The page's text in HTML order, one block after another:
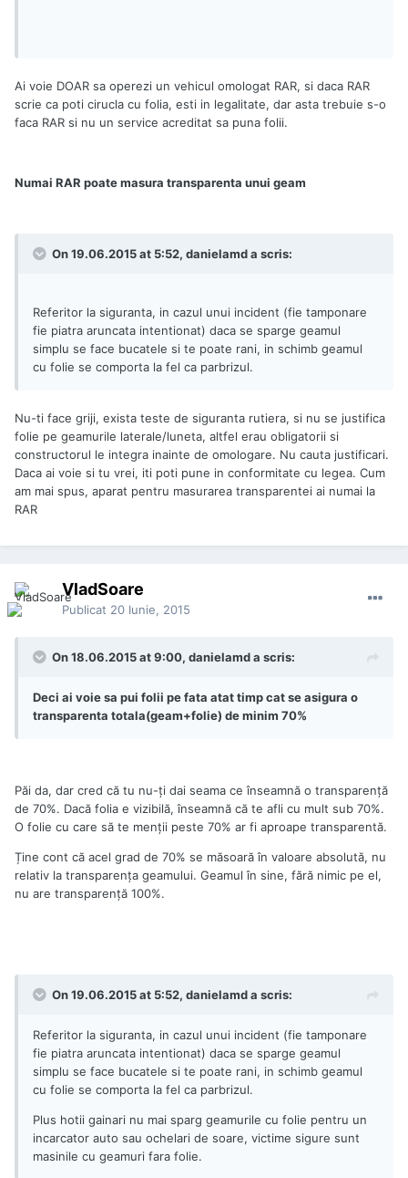
Ai voie DOAR sa operezi un vehicul omologat RAR, si daca RAR
scrie ca poti cirucla cu folia, esti in legalitate, dar asta trebuie s-o
faca RAR si nu un service acreditat sa puna folii.
Numai RAR poate masura transparenta unui geam
On 19.06.2015 at 5:52, danielamd a scris:
Referitor la siguranta, in cazul unui incident (fie tamponare
fie piatra aruncata intentionat) daca se sparge geamul
simplu se face bucatele si te poate rani, in schimb geamul
cu folie se comporta la fel ca parbrizul.
Nu-ti face griji, exista teste de siguranta rutiera, si nu se justifica
folie pe geamurile laterale/luneta, altfel erau obligatorii si
constructorul le integra inainte de omologare. Nu cauta justificari.
Daca ai voie si tu vrei, iti poti pune in conformitate cu legea. Cum
am mai spus, aparat pentru masurarea transparentei ai numai la
RAR
VladSoare
Publicat 20 Iunie, 2015
On 18.06.2015 at 9:00, danielamd a scris:
Deci ai voie sa pui folii pe fata atat timp cat se asigura o
transparenta totala(geam+folie) de minim 70%
Păi da, dar cred că tu nu-ți dai seama ce înseamnă o transparență
de 70%. Dacă folia e vizibilă, înseamnă că te afli cu mult sub 70%.
O folie cu care să te menții peste 70% ar fi aproape transparentă.
Ține cont că acel grad de 70% se măsoară în valoare absolută, nu
relativ la transparența geamului. Geamul în sine, fără nimic pe el,
nu are transparență 100%.
On 19.06.2015 at 5:52, danielamd a scris:
Referitor la siguranta, in cazul unui incident (fie tamponare
fie piatra aruncata intentionat) daca se sparge geamul
simplu se face bucatele si te poate rani, in schimb geamul
cu folie se comporta la fel ca parbrizul.
Plus hotii gainari nu mai sparg geamurile cu folie pentru un
incarcator auto sau ochelari de soare, victime sigure sunt
masinile cu geamuri fara folie.